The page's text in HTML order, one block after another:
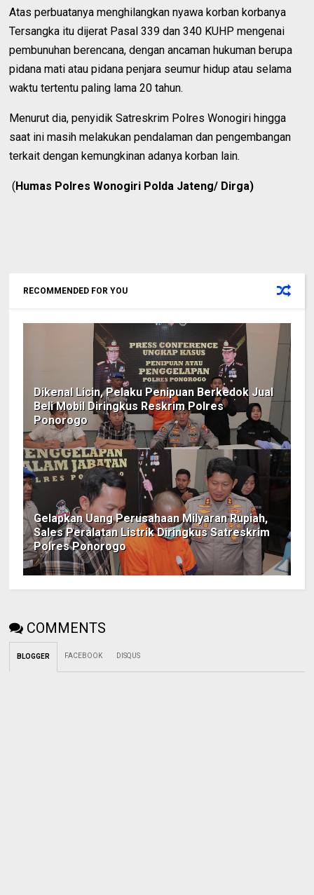
Atas perbuatanya menghilangkan nyawa korban korbanya
Tersangka itu dijerat Pasal 339 dan 340 KUHP mengenai
pembunuhan berencana, dengan ancaman hukuman berupa
pidana mati atau pidana penjara seumur hidup atau selama
waktu tertentu paling lama 20 tahun.
Menurut dia, penyidik Satreskrim Polres Wonogiri hingga
saat ini masih melakukan pendalaman dan pengembangan
terkait dengan kemungkinan adanya korban lain.
(Humas Polres Wonogiri Polda Jateng/ Dirga)
RECOMMENDED FOR YOU
Dikenal Licin, Pelaku Penipuan Berkedok Jual
Beli Mobil Diringkus Reskrim Polres
Ponorogo
Gelapkan Uang Perusahaan Milyaran Rupiah,
Sales Peralatan Listrik Diringkus Satreskrim
Polres Ponorogo
COMMENTS
BLOGGER FACEBOOK DISQUS